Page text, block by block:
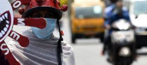
2020 01:31 pm